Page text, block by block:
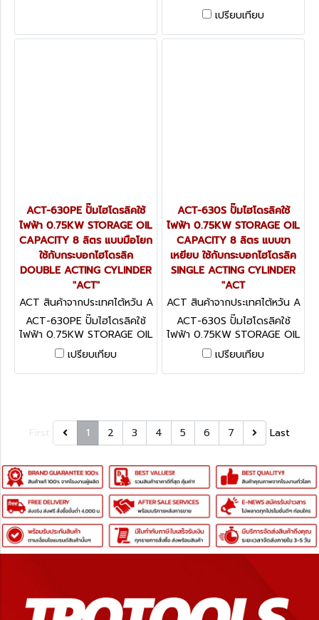
CAPACITY 8 ลิตร แบบมือโยก
มอเตอร์ทำงานต่อเนื่อง ใช้กับ
กระบอกไฮโดรลิค DOUBLE
เปรียบเทียบ
ACT-630PE ปั๊มไฮโดรลิคใช้
ไฟฟ้า 0.75KW STORAGE OIL
CAPACITY 8 ลิตร แบบมือโยก
ใช้กับกระบอกไฮโดรลิค
DOUBLE ACTING CYLINDER
"ACT"
ACT สินค้าจากประเทศไต้หวัน A
CT-630PE
ACT-630PE ปั๊มไฮโดรลิคใช้
ไฟฟ้า 0.75KW STORAGE OIL
CAPACITY 8 ลิตร แบบมือโยก
ใช้กับกระบอกไฮโดรลิค
DOUBLE ACTING CYLINDER
เปรียบเทียบ
ACT-630S ปั๊มไฮโดรลิคใช้
ไฟฟ้า 0.75KW STORAGE OIL
CAPACITY 8 ลิตร แบบขา
เหยียบ ใช้กับกระบอกไฮโดรลิค
SINGLE ACTING CYLINDER
"ACT
ACT สินค้าจากประเทศไต้หวัน A
CT-630S
ACT-630S ปั๊มไฮโดรลิคใช้
ไฟฟ้า 0.75KW STORAGE OIL
CAPACITY 8 ลิตร แบบขา
เหยียบ ใช้กับกระบอกไฮโดรลิค
SINGLE ACTING CYLINDER
เปรียบเทียบ
1 2 3 4 5 6 7 Last